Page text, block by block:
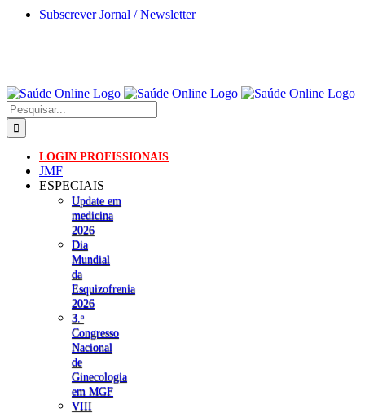
Skip
Subscrever Jornal / Newsletter
Pesquisar
LOGIN PROFISSIONAIS
JMF
ESPECIAIS
Update em
medicina
2026
Dia
Mundial
da
Esquizofrenia
2026
3.ᵒ
Congresso
Nacional
de
Ginecologia
em MGF
VIII